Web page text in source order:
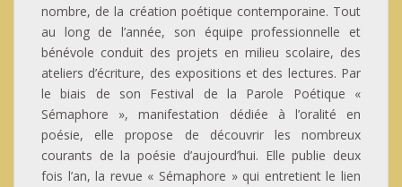
nombre, de la création poétique contemporaine. Tout
au long de l’année, son équipe professionnelle et
bénévole conduit des projets en milieu scolaire, des
ateliers d’écriture, des expositions et des lectures. Par
le biais de son Festival de la Parole Poétique «
Sémaphore », manifestation dédiée à l’oralité en
poésie, elle propose de découvrir les nombreux
courants de la poésie d’aujourd’hui. Elle publie deux
fois l’an, la revue « Sémaphore » qui entretient le lien